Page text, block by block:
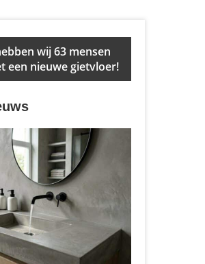
wij 63 mensen
een nieuwe gietvloer!